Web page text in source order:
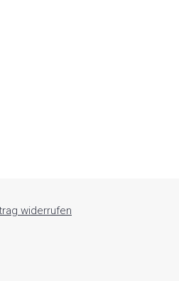
widerrufen